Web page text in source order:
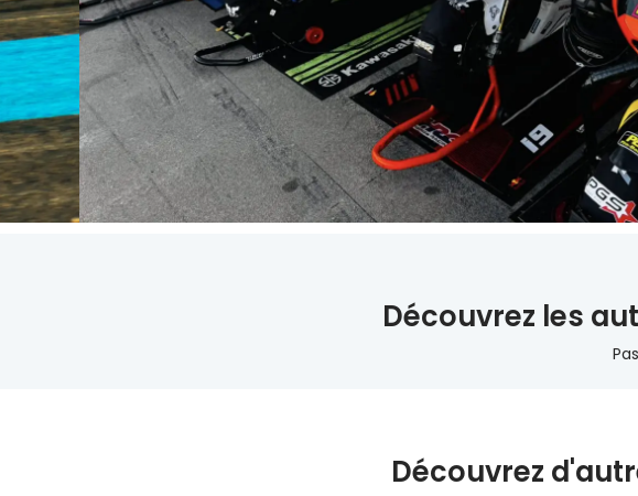
Découvrez les
Découvrez